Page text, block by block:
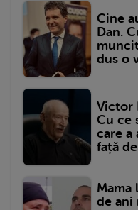
Cine
Dan.
dus o
Victor
Cu ce
care a
față
Mama
de ani